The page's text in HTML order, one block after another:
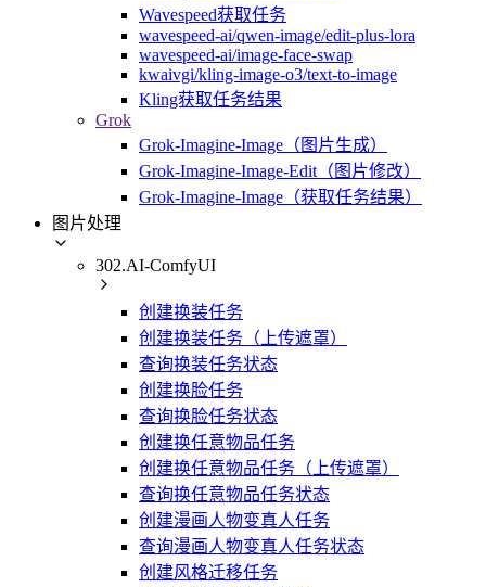
Wavespeed获取任务
wavespeed-ai/qwen-image/edit-plus-lora
wavespeed-ai/image-face-swap
kwaivgi/kling-image-o3/text-to-image
Kling获取任务结果
Grok
Grok-Imagine-Image（图片生成）
Grok-Imagine-Image-Edit（图片修改）
Grok-Imagine-Image（获取任务结果）
图片处理
302.AI-ComfyUI
创建换装任务
创建换装任务（上传遮罩）
查询换装任务状态
创建换脸任务
查询换脸任务状态
创建换任意物品任务
创建换任意物品任务（上传遮罩）
查询换任意物品任务状态
创建漫画人物变真人任务
查询漫画人物变真人任务状态
创建风格迁移任务